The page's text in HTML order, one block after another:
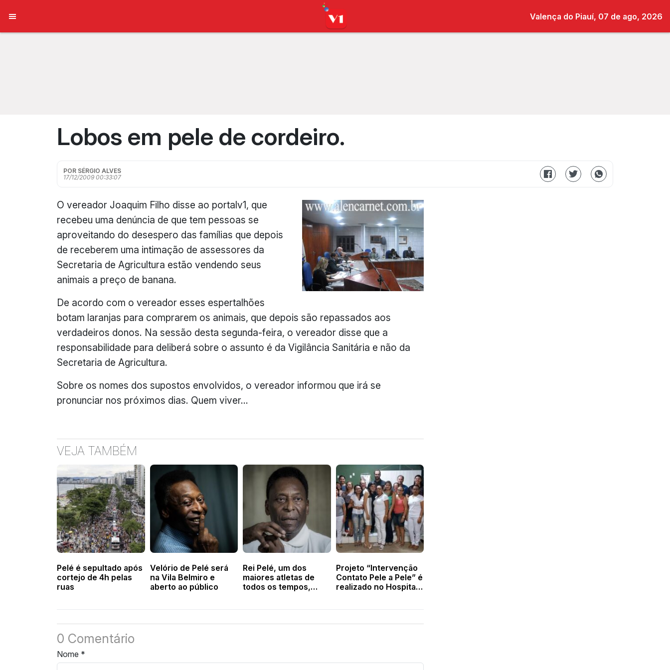
Valença do Piauí, 07 de ago, 2026
Lobos em pele de cordeiro.
POR SÉRGIO ALVES
17/12/2009 00:33:07
O vereador Joaquim Filho disse ao portalv1, que
recebeu uma denúncia de que tem pessoas se
aproveitando do desespero das famílias que depois
de receberem uma intimação de assessores da
Secretaria de Agricultura estão vendendo seus
animais a preço de banana.
De acordo com o vereador esses espertalhões
botam laranjas para comprarem os animais, que depois são repassados aos
verdadeiros donos. Na sessão desta segunda-feira, o vereador disse que a
responsabilidade para deliberá sobre o assunto é da Vigilância Sanitária e não da
Secretaria de Agricultura.
Sobre os nomes dos supostos envolvidos, o vereador informou que irá se
pronunciar nos próximos dias. Quem viver…
VEJA TAMBÉM
Pelé é sepultado após
cortejo de 4h pelas
ruas
Velório de Pelé será
na Vila Belmiro e
aberto ao público
Rei Pelé, um dos
maiores atletas de
todos os tempos,
Projeto “Intervenção
Contato Pele a Pele” é
realizado no Hospital
0 Comentário
Nome *